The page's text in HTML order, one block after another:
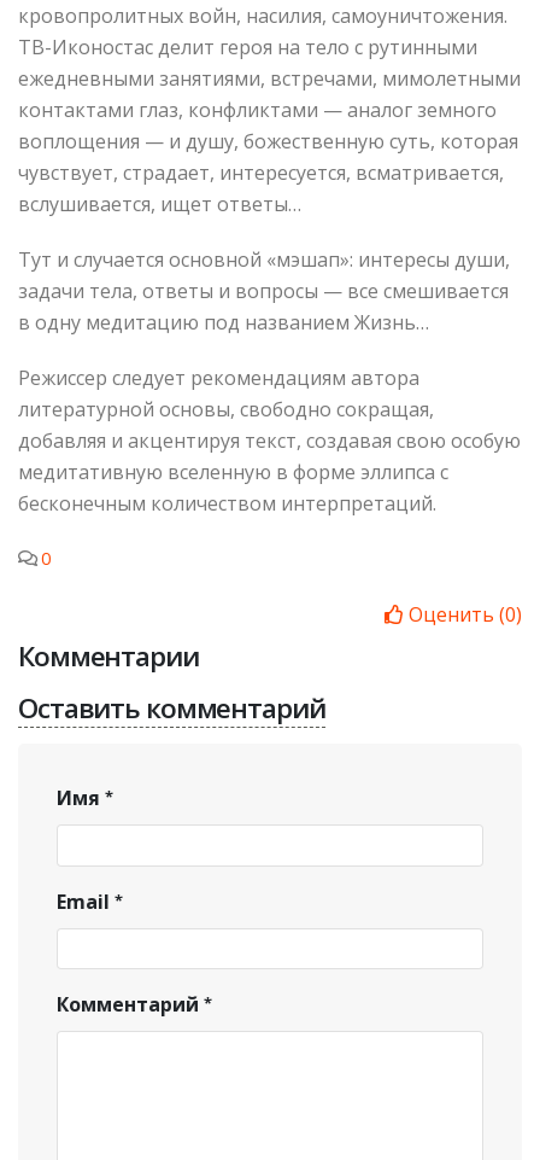
кровопролитных войн, насилия, самоуничтожения.
ТВ-Иконостас делит героя на тело с рутинными
ежедневными занятиями, встречами, мимолетными
контактами глаз, конфликтами — аналог земного
воплощения — и душу, божественную суть, которая
чувствует, страдает, интересуется, всматривается,
вслушивается, ищет ответы…
Тут и случается основной «мэшап»: интересы души,
задачи тела, ответы и вопросы — все смешивается
в одну медитацию под названием Жизнь…
Режиссер следует рекомендациям автора
литературной основы, свободно сокращая,
добавляя и акцентируя текст, создавая свою особую
медитативную вселенную в форме эллипса с
бесконечным количеством интерпретаций.
0
Оценить (0)
Комментарии
Оставить комментарий
Имя
Email
Комментарий